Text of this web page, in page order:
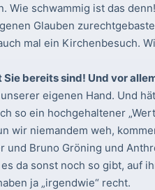
Wie schwammig ist das
Glauben
mal ein Kirchenbesuch.
bereits sind! Und vor
eigenen Hand. Und
so ein hochgehaltener
wir niemandem weh,
und Bruno Gröning und
da sonst noch so gibt, auf
ja „irgendwie“ recht.